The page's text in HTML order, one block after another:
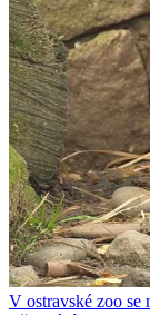
V ostravské zoo se